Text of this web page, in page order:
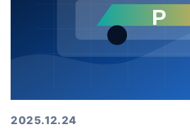
2025.12.24